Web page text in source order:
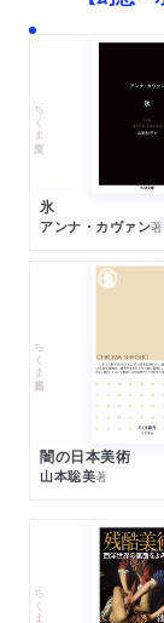
ちくま文庫
氷
アンナ・カヴァン著
ちくま新書
闇の日本美術
山本聡美著
ちくま学芸文庫